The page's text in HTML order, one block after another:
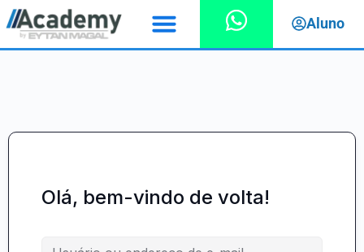
Aluno
Olá, bem-vindo de volta!